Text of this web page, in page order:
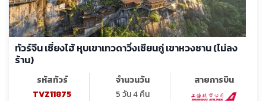
ทัวร์จีน เซี่ยงไฮ้ หุบเขาเทวดาวิ่งเซียนกู่ เขาหวงซาน (ไม่ลง
ร้าน)
รหัสทัวร์
TVZ11875
จำนวนวัน
5 วัน 4 คืน
สายการบิน